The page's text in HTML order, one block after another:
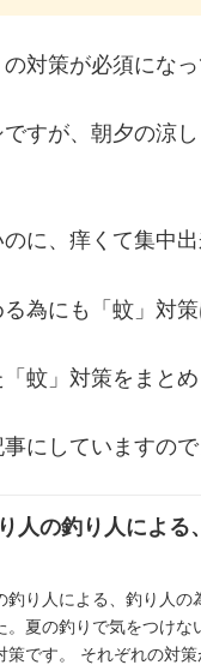
対策が必須になっ
すが、朝夕の涼
に、痒くて集中
為にも「蚊」対策
蚊」対策をまとめ
にしていますので
人の釣り人による
釣り人による、釣り人の
夏の釣りで気をつけな
策です。 それぞれの対